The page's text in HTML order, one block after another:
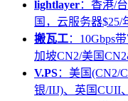
lightlayer：香港/
国，云服务器$25/
搬瓦工：10Gbps
加坡CN2/美国
V.PS：美国(CN2/
银/IIJ)、英国CUII